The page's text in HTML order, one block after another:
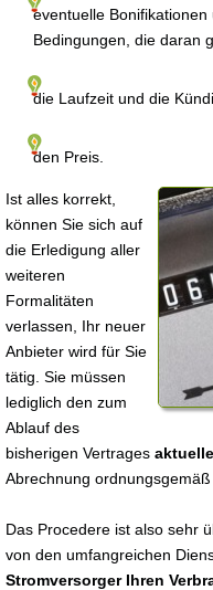
eventuelle
Bedingungen, die daran
die Laufzeit und die
den Preis.
Ist alles korrekt,
können Sie sich auf
die Erledigung aller
weiteren
Formalitäten
verlassen, Ihr neuer
Anbieter wird für Sie
tätig. Sie müssen
lediglich den zum
Ablauf des
bisherigen Vertrages
Abrechnung ordnungsgemäß
Das Procedere ist also sehr
von den umfangreichen
Stromversorger Ihren